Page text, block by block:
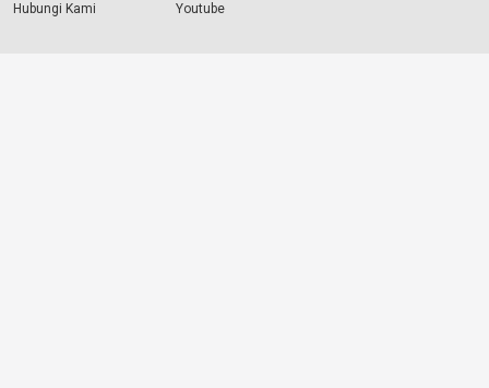
Hubungi Kami
Youtube